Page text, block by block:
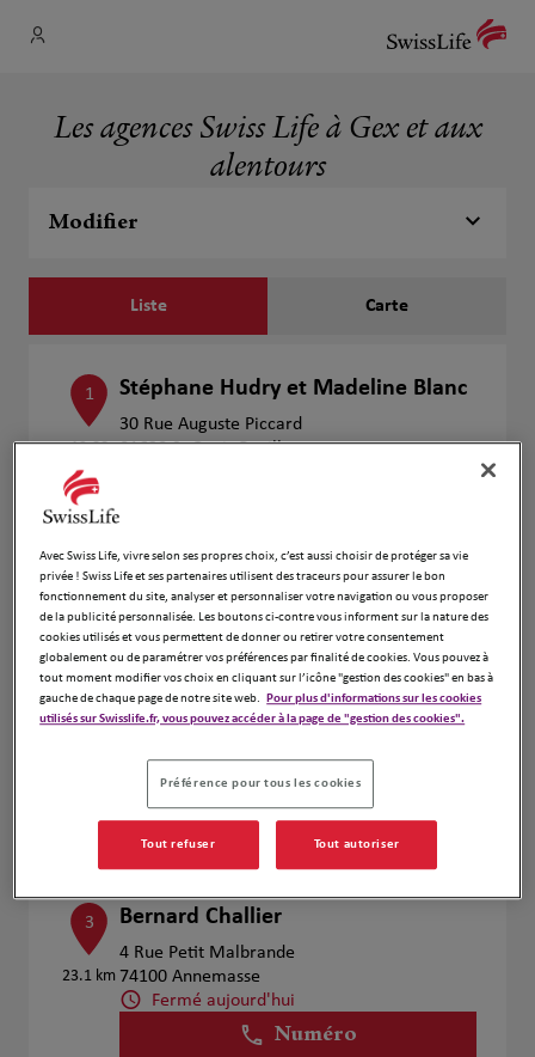
Les agences Swiss Life à Gex et aux
alentours
Modifier
Liste Carte
1
12.88
km
Stéphane Hudry et Madeline Blanc
30 Rue Auguste Piccard
01630 St Genis Pouilly
Voir plus
2
22.61
Olivier Djomo
24 Rue du Commerce
74100 Annemasse
Voir plus
3
23.1 km
Bernard Challier
4 Rue Petit Malbrande
74100 Annemasse
Fermé aujourd'hui
Numéro
Avec Swiss Life, vivre selon ses propres choix, c’est aussi choisir de protéger sa vie
privée ! Swiss Life et ses partenaires utilisent des traceurs pour assurer le bon
fonctionnement du site, analyser et personnaliser votre navigation ou vous proposer
de la publicité personnalisée. Les boutons ci-contre vous informent sur la nature des
cookies utilisés et vous permettent de donner ou retirer votre consentement
globalement ou de paramétrer vos préférences par finalité de cookies. Vous pouvez à
tout moment modifier vos choix en cliquant sur l’icône "gestion des cookies" en bas à
gauche de chaque page de notre site web. Pour plus d'informations sur les cookies
utilisés sur Swisslife.fr, vous pouvez accéder à la page de "gestion des cookies".
Préférence pour tous les cookies
Tout refuser Tout autoriser